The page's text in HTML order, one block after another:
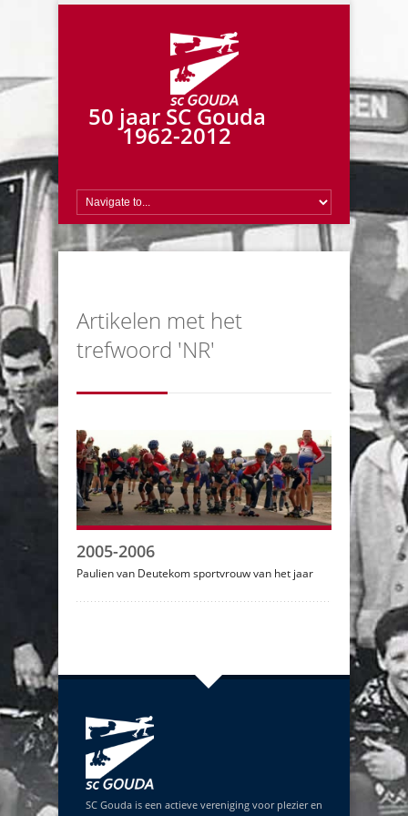
50 jaar SC Gouda
1962-2012
Artikelen met het
trefwoord 'NR'
2005-2006
Paulien van Deutekom sportvrouw van het jaar
SC Gouda is een actieve vereniging voor plezier en